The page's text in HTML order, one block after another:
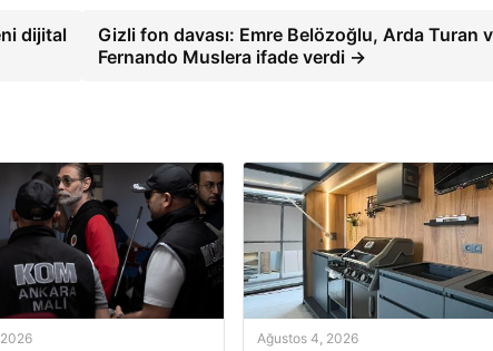
dijital
Gizli fon davası: Emre Belözoğlu, Arda Turan
Fernando Muslera ifade verdi →
Ağustos 4, 2026